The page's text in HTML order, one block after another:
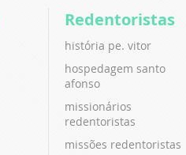
Redentoristas
história pe. vitor
hospedagem santo
afonso
missionários
redentoristas
missões redentoristas